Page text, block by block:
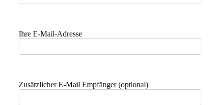
Ihre E-Mail-Adresse
Zusätzlicher E-Mail Empfänger (optional)